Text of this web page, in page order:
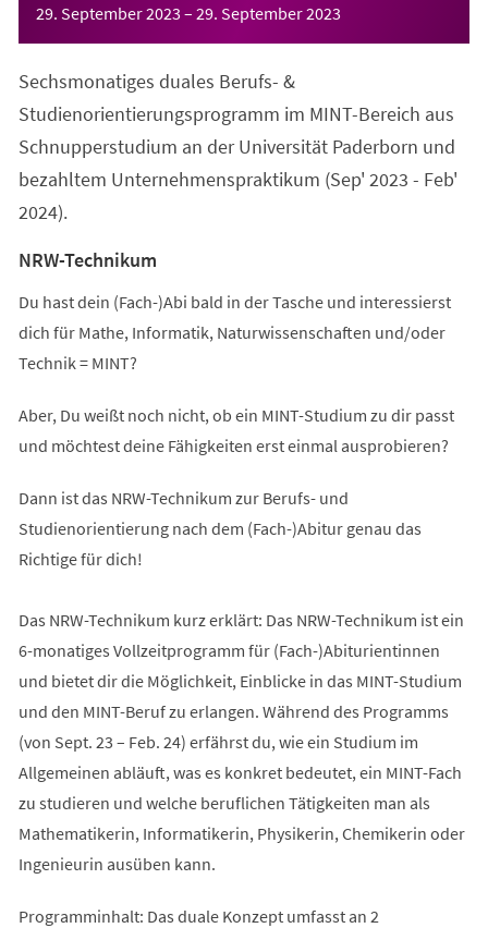
29. September 2023 – 29. September 2023
Sechsmonatiges duales Berufs- &
Studienorientierungsprogramm im MINT-Bereich aus
Schnupperstudium an der Universität Paderborn und
bezahltem Unternehmenspraktikum (Sep' 2023 - Feb'
2024).
NRW-Technikum
Du hast dein (Fach-)Abi bald in der Tasche und interessierst
dich für Mathe, Informatik, Naturwissenschaften und/oder
Technik = MINT?
Aber, Du weißt noch nicht, ob ein MINT-Studium zu dir passt
und möchtest deine Fähigkeiten erst einmal ausprobieren?
Dann ist das NRW-Technikum zur Berufs- und
Studienorientierung nach dem (Fach-)Abitur genau das
Richtige für dich!
Das NRW-Technikum kurz erklärt: Das NRW-Technikum ist ein
6-monatiges Vollzeitprogramm für (Fach-)Abiturientinnen
und bietet dir die Möglichkeit, Einblicke in das MINT-Studium
und den MINT-Beruf zu erlangen. Während des Programms
(von Sept. 23 – Feb. 24) erfährst du, wie ein Studium im
Allgemeinen abläuft, was es konkret bedeutet, ein MINT-Fach
zu studieren und welche beruflichen Tätigkeiten man als
Mathematikerin, Informatikerin, Physikerin, Chemikerin oder
Ingenieurin ausüben kann.
Programminhalt: Das duale Konzept umfasst an 2